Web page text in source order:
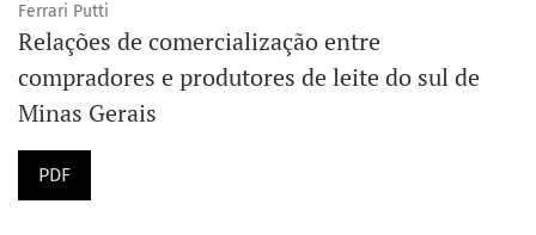
Ferrari Putti
Relações de comercialização entre
compradores e produtores de leite do sul de
Minas Gerais
PDF